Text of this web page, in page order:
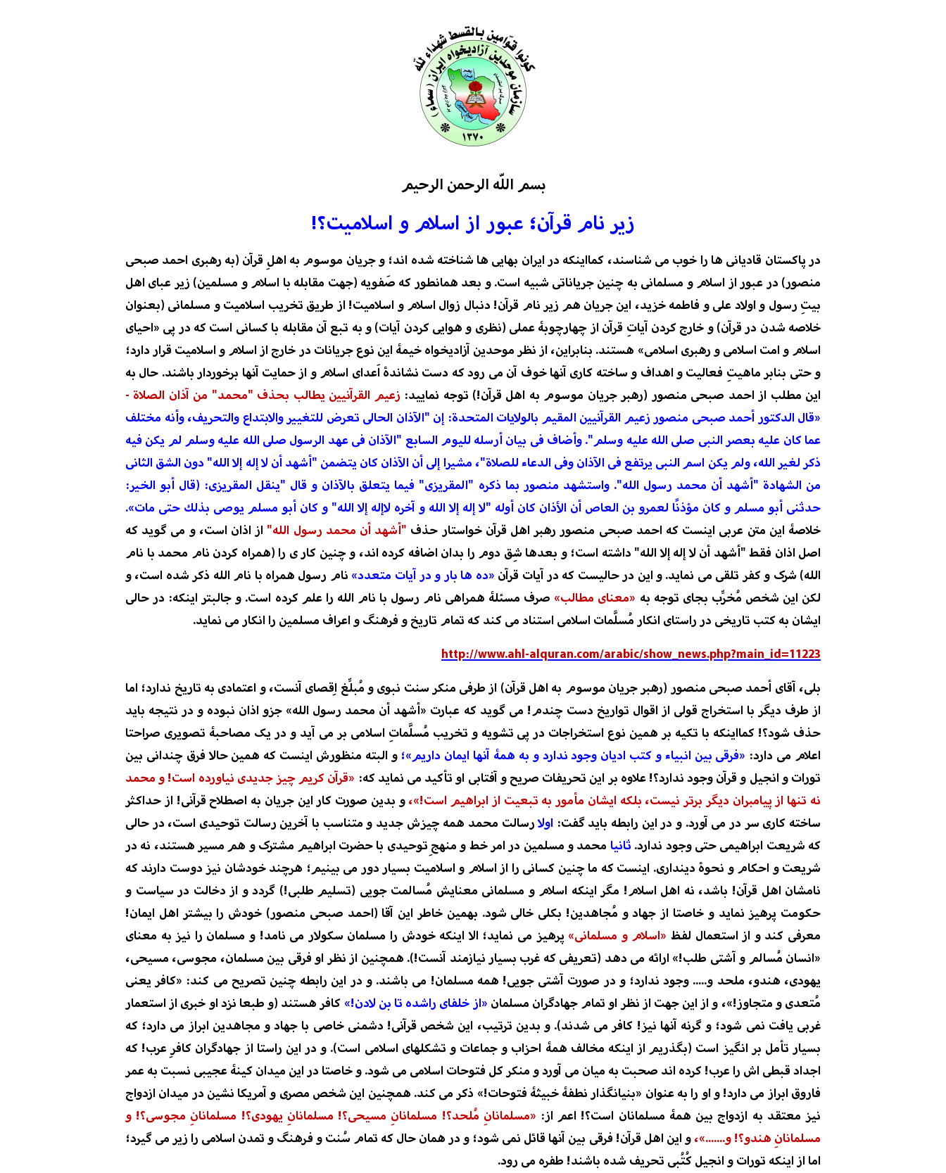
بسم اللّهالرحمن الرحيم
زیر نام قرآن؛ عبور از اسلام و اسلامیت؟!
در پاکستان قادیانی ها را خوب می شناسند، کمااینکه در ایران بهایی ها شناخته شده اند؛ و جریان موسوم به اهلِ قرآن (به رهبری احمد صبحی
منصور) در عبور از اسلام و مسلمانی به چنین جریاناتی شبیه است. و بعد همانطور که صَفویه(جهت مقابله با اسلام و مسلمین) زیر عبای اهل
بیتِ رسول و اولاد علی و فاطمه خزید، این جریان هم زیر نام قرآن! دنبال زوال اسلام و اسلامیت! از طریق تخریب اسلامیت و مسلمانی (بعنوان
خلاصه شدن در قرآن) و خارج کردن آیاتِ قرآن از چهارچوبۀ عملی (نظریو هوایی کردن آیات) و به تبع آن مقابله با کسانی است که در پی «احیای
اسلام و امت اسلامی و رهبری اسلامی» هستند. بنابراین، از نظر موحدین آزادیخواه خیمۀ این نوع جریانات در خارج از اسلام و اسلامیت قرار دارد؛
و حتی بنابر ماهیتِ فعالیت و اهداف و ساخته کاری آنها خوف آن می رود که دست نشاندۀ اَعدای اسلام و از حمایت آنها برخوردار باشند. حالبه
این مطلب ازاحمد صبحی منصور (رهبر جریان موسوم به اهل قرآن!) توجه نمایید: زعيم القرآنيين يطالب بحذف "محمد" من آذان الصلاة -
«قال الدكتور أحمد صبحى منصور زعيم القرآنيين المقيم بالولايات المتحدة: إن "الآذان الحالى تعرض للتغيير والابتداع والتحريف، وأنه مختلف
عما كان عليه بعصر النبى صلى الله عليه وسلم".وأضاف فى بيان أرسله لليوم السابع "الآذان فى عهد الرسول صلى الله عليه وسلم لم يكن فيه
ذكر لغير الله، ولم يكن اسم النبى يرتفع فى الآذان وفى الدعاء للصلاة"، مشيرا إلى أن الآذان كان يتضمن "أشهد أن لا إله إلا الله" دون الشق الثانى
من الشهادة "أشهد أن محمد رسول الله". واستشهد منصور بما ذكره "المقريزى" فيما يتعلق بالآذان و قال "ينقل المقريزى: (قال أبو الخير‏:‏
حدثنى أبو مسلم وكان مؤذنًا لعمرو بن العاص أن الأذان كان أوله "لا إله إلا الله وآخره لاإله إلا الله" و كان أبو مسلم يوصى بذلك حتى مات».
خلاصۀ این متن عربی اینست که احمد صبحی منصور رهبر اهل قرآن خواستار حذف "أشهد أن محمد رسول الله" از اذان است، و می گوید که
اصل اذان فقط "أشهد أن لا إله إلا الله" داشته است؛ و بعدهاشِق دوم را بدان اضافه کرده اند، وچنینکاری را (همراهکردننام محمد با نام
الله)شرک و کفر تلقی می نماید. و این در حالیست که در آیات قرآن«ده ها بار و در آیات متعدد»نام رسول همراه با نام الله ذکر شده است، و
لکن این شخص مُخرِّب بجای توجه به «معنای مطالب» صرف مسئلۀ همراهی نام رسول با نام الله را علم کرده است. وجالبتر اینکه: در حالی
ایشانبه کتب تاریخی درراستایانکارمُسلَّماتاسلامی استناد میکند که تمام تاریخ و فرهنگ و اعراف مسلمین را انکار می نماید.
http://www.ahl-alquran.com/arabic/show_news.php?main_id=11223
بلی،آقایأحمد صبحى منصور(رهبر جریان موسوم به اهل قرآن) از طرفیمنکرسنت نبویو مُبلِّغ اِقصای آنست،و اعتمادی به تاریخ ندارد؛ اما
از طرف دیگربا استخراج قولی از اقوال تواریخ دست چندم! می گوید که عبارت «أشهد أن محمد رسول الله»جزواذان نبوده و در نتیجه باید
حذف شود؟! کمااینکه با تکیه بر همین نوع استخراجات در پی تشویه و تخریب مُسلَّماتِ اسلامی بر می آیدودر یک مصاحبۀ تصویری صراحتا
اعلام می دارد: «فرقی بین انبیاء و کتب ادیان وجود ندارد و به همۀ آنها ایمان داریم»؛والبته منظورش اینست که همین حالافرق چندانی بین
تورات و انجیل و قرآنوجود ندارد؟!علاوه بر اینتحریفات صریح و آفتابی اوتأکیدمی نمایدکه: «قرآن کریم چیز جدیدی نیاورده است! ومحمد
نه تنها از پیامبران دیگر برتر نیست، بلکه ایشان مأمور به تبعیت از ابراهیم است!»،و بدین صورت کار این جریان به اصطلاح قرآنی! از حداکثر
ساخته کاری سر در می آورد.و در این رابطه باید گفت: اولارسالت محمد همه چیزش جدید و متناسب با آخرین رسالت توحیدی است، در حالی
که شریعت ابراهیمی حتی وجود ندارد.ثانیا محمد و مسلمین درامرخط و منهجِ توحیدی با حضرت ابراهیم مشترک و هم مسیر هستند، نه در
شریعت و احکام و نحوۀ دینداری. اینست که ما چنین کسانی را از اسلام و اسلامیت بسیار دور می بینیم؛ هرچندخودشان نیزدوست دارند که
نامشان اهل قرآن! باشد، نه اهل اسلام! مگر اینکه اسلام و مسلمانی معنایش مُسالمت جویی (تسلیم طلبی!) گرددو از دخالت در سیاست و
حکومت پرهیز نماید و خاصتا از جهاد و مُجاهدین! بکلی خالی شود. بهمین خاطر این آقا (احمد صبحی منصور) خودش را بیشتر اهل ایمان!
معرفی کند و از استعمال لفظ «اسلام و مسلمانی» پرهیز می نماید؛ الا اینکه خودش را مسلمان سکولار می نامد! و مسلمان را نیز به معنای
«انسان مُسالم و آشتی طلب!»ارائه می دهد (تعریفی که غرب بسیار نیازمند آنست!). همچنین از نظر او فرقی بین مسلمان، مجوسی، مسیحی،
یهودی، هندو، ملحد و..... وجود ندارد؛ و در صورت آشتی جویی! همه مسلمان! می باشند. و در این رابطه چنین تصریح می کند: «کافر یعنی
مُتعدی و متجاوز!»، و از این جهت از نظر او تمام جهادگران مسلمان«ازخلفای راشده تا بن لادن!»کافر هستند(و طبعا نزد او خبری از استعمار
غربی یافت نمی شود؛ و گرنه آنها نیز! کافر می شدند).و بدین ترتیب، این شخص قرآنی! دشمنی خاصی با جهاد و مجاهدین ابراز می دارد؛ که
بسیار تأمل بر انگیز است (بگذریم از اینکه مخالف همۀ احزاب و جماعات و تشکلهای اسلامی است)
.و در این راستا از جهادگران کافرِ عرب! که
اجداد قبطی اش را عرب! کرده اند صحبت به میان می آورد و منکر کل فتوحات اسلامیمی شود.وخاصتادر این میدان کینۀ عجیبی نسبت به عمر
فاروق ابراز می دارد! و او را به عنوان «بنیانگذار نطفۀ خبیثۀ فتوحات!» ذکر میکند. همچنین این شخص مصری و آمریکا نشین درمیدان ازدواج
نیز معتقد به ازدواج بین همۀ مسلمانان است؟! اعم از: «مسلمانانِ مُلحد؟! مسلمانانِ مسیحی؟! مسلمانانِ یهودی؟! مسلمانانِ مجوسی؟! و
مسلمانانِ هندو؟!و.......»،و این اهل قرآن! فرقی بین آنهاقائل نمی شود؛ و در همان حال که تمام سُنت و فرهنگ و تمدن اسلامی را زیر می گیرد؛
اما از اینکه تورات و انجیل کُتُبی تحریف شده باشند! طفره می رود.